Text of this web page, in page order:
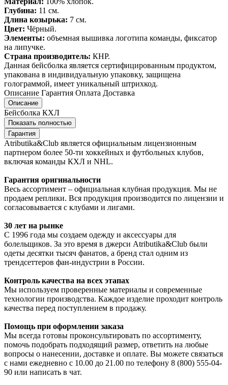
Глубина: 11 см.
Длина козырька: 7 см.
Цвет: Чёрный.
Элементы: объемная вышивка логотипа команды, фиксатор
на липучке.
Страна производитель: КНР.
Данная бейсболка является сертифицированным продуктом,
упакована в индивидуальную упаковку, защищена
голограммой, имеет уникальный штрихкод.
Описание Гарантия Оплата Доставка
Описание
Бейсболка КХЛ
Показать полностью
Гарантия
Atributika&Club является официальным лицензионным
партнером более 50-ти хоккейных и футбольных клубов,
включая команды КХЛ и NHL.
Гарантия оригинальности
Весь ассортимент – официальная клубная продукция. Мы не
продаем реплики. Вся продукция производится по лицензии и
согласовывается с клубами и лигами.
30 лет на рынке
С 1996 года мы создаем одежду и аксессуары для
болельщиков. За это время в джерси Atributika&Club были
одеты десятки тысяч фанатов, а бренд стал одним из
трендсеттеров фан-индустрии в России.
Контроль качества на всех этапах
Мы используем проверенные материалы и современные
технологии производства. Каждое изделие проходит контроль
качества перед поступлением в продажу.
Помощь при оформлении заказа
Мы всегда готовы проконсультировать по ассортименту,
помочь подобрать подходящий размер, ответить на любые
вопросы о нанесении, доставке и оплате. Вы можете связаться
с нами ежедневно с 10.00 до 21.00 по телефону 8 (800) 555-04-
90 или написать в чат.